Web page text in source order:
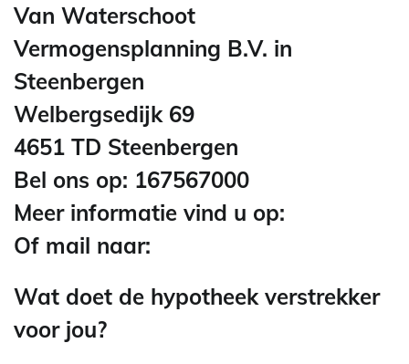
Van Waterschoot
Vermogensplanning B.V. in
Steenbergen
Welbergsedijk 69
4651 TD Steenbergen
Bel ons op: 167567000
Meer informatie vind u op:
Of mail naar:
Wat doet de hypotheek verstrekker
voor jou?